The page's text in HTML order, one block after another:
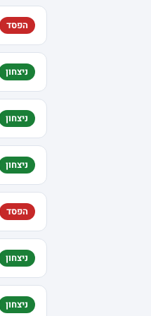
הפסד
ניצחון
ניצחון
ניצחון
הפסד
ניצחון
ניצחון